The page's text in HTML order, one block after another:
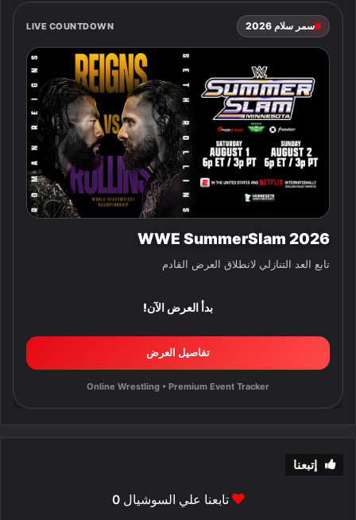
سمر سلام 2026 LIVE COUNTDOWN
WWE SummerSlam 2026
تابع العد التنازلي لانطلاق العرض القادم
بدأ العرض الآن!
تفاصيل العرض
Online Wrestling • Premium Event Tracker
إتبعنا
تابعنا علي السوشيال0